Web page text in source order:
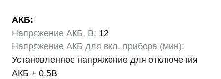
АКБ:
Напряжение АКБ, В: 12
Напряжение АКБ для вкл. прибора (мин):
Установленное напряжение для отключения
АКБ + 0.5В